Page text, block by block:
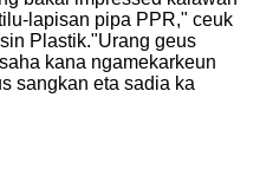
lapisan pipa PPR," ceuk
Plastik."Urang geus
kana ngamekarkeun
sangkan eta sadia ka